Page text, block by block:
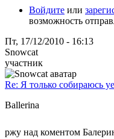
Войдите или
возможность
Пт, 17/12/2010 - 16:13
Snowcat
участник
Re: Я только собираюсь
Ballerina
ржу над коментом